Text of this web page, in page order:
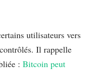
utilisateurs vers
Il rappelle
: Bitcoin peut